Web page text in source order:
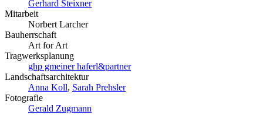
Gerhard Steixner
Mitarbeit
Norbert Larcher
Bauherrschaft
Art for Art
Tragwerksplanung
ghp gmeiner haferl&partner
Landschaftsarchitektur
Anna Koll, Sarah Prehsler
Fotografie
Gerald Zugmann